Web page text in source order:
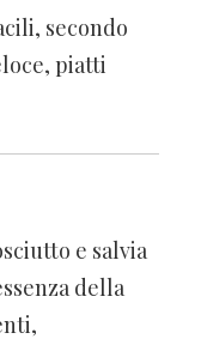
secondo
piatti
e salvia
della